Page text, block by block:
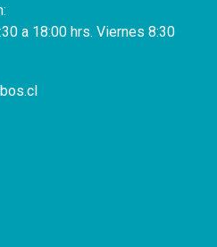
a 18:00 hrs. Viernes 8:30